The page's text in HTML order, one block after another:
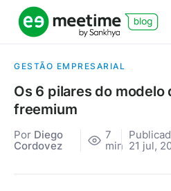
GESTÃO EMPRESARIAL
Os 6 pilares do modelo
freemium
Por Diego
Cordovez
7
min 21 jul,